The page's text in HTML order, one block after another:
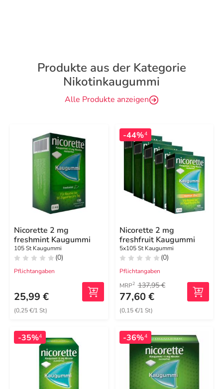
Produkte aus der Kategorie
Nikotinkaugummi
Alle Produkte anzeigen
Nicorette 2 mg
freshmint Kaugummi
105 St Kaugummi
(0)
Pflichtangaben
25,99 €
(0,25 €/1 St)
-44%4
Nicorette 2 mg
freshfruit Kaugummi
5x105 St Kaugummi
(0)
Pflichtangaben
MRP2 137,95 €
77,60 €
(0,15 €/1 St)
-35%4 -36%4